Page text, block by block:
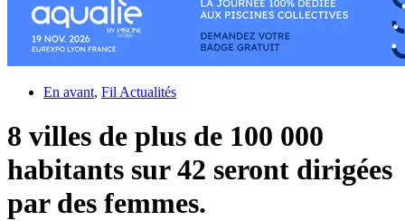
En avant, Fil Actualités
8 villes de plus de 100 000
habitants sur 42 seront dirigées
par des femmes.